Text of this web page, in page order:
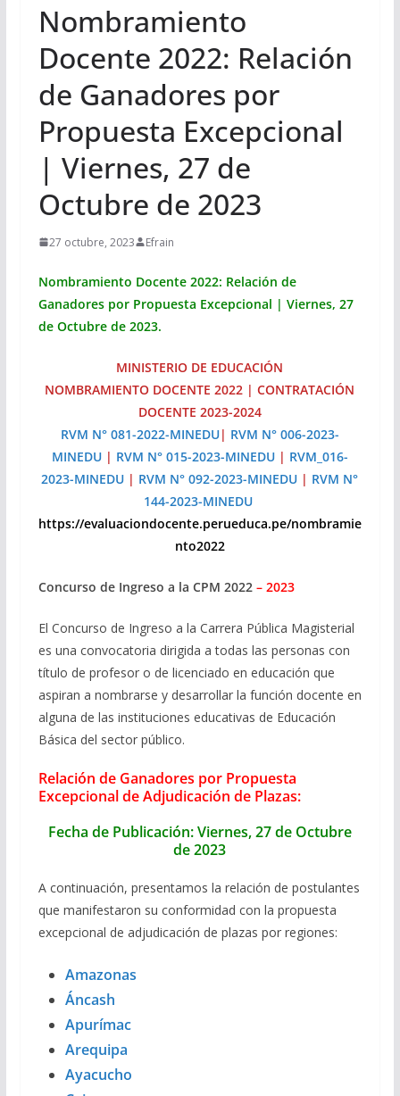
Nombramiento
Docente 2022: Relación
de Ganadores por
Propuesta Excepcional
| Viernes, 27 de
Octubre de 2023
27 octubre, 2023 Efrain
Nombramiento Docente 2022: Relación de
Ganadores por Propuesta Excepcional | Viernes, 27
de Octubre de 2023.
MINISTERIO DE EDUCACIÓN
NOMBRAMIENTO DOCENTE 2022 | CONTRATACIÓN
DOCENTE 2023-2024
RVM N° 081-2022-MINEDU| RVM N° 006-2023-
MINEDU| RVM N° 015-2023-MINEDU| RVM_016-
2023-MINEDU | RVM N° 092-2023-MINEDU | RVM N°
144-2023-MINEDU
https://evaluaciondocente.perueduca.pe/nombramie
nto2022
Concurso de Ingreso a la CPM 2022 – 2023
El Concurso de Ingreso a la Carrera Pública Magisterial
es una convocatoria dirigida a todas las personas con
título de profesor o de licenciado en educación que
aspiran a nombrarse y desarrollar la función docente en
alguna de las instituciones educativas de Educación
Básica del sector público.
Relación de Ganadores por Propuesta
Excepcional de Adjudicación de Plazas:
Fecha de Publicación: Viernes, 27 de Octubre
de 2023
A continuación, presentamos la relación de postulantes
que manifestaron su conformidad con la propuesta
excepcional de adjudicación de plazas por regiones:
Amazonas
Áncash
Apurímac
Arequipa
Ayacucho